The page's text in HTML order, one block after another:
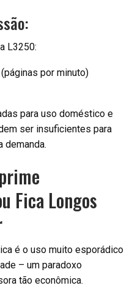
L3250:
por minuto)
para uso doméstico e
ser insuficientes para
demanda.
Fica Longos
é o uso muito esporádico
– um paradoxo
tão econômica.